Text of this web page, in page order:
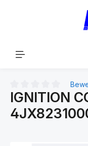
Durchschnittliche
IGNITION